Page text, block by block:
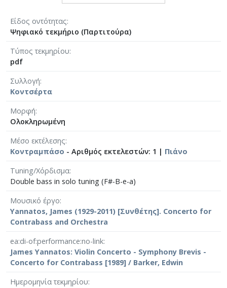
Είδος οντότητας
Ψηφιακό τεκμήριο (Παρτιτούρα)
Τύπος τεκμηρίου
pdf
Συλλογή
Κοντσέρτα
Μορφή
Ολοκληρωμένη
Μέσο εκτέλεσης
Κοντραμπάσο - Αριθμός εκτελεστών: 1 | Πιάνο
Tuning/Χόρδισμα
Double bass in solo tuning (F#-B-e-a)
Μουσικό έργο
Yannatos, James (1929-2011) [Συνθέτης]. Concerto for
Contrabass and Orchestra
ea:di-of:performance:no-link
James Yannatos: Violin Concerto - Symphony Brevis -
Concerto for Contrabass [1989] / Barker, Edwin
Ημερομηνία τεκμηρίου